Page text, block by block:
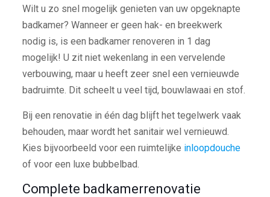
Wilt u zo snel mogelijk genieten van uw opgeknapte
badkamer? Wanneer er geen hak- en breekwerk
nodig is, is een badkamer renoveren in 1 dag
mogelijk! U zit niet wekenlang in een vervelende
verbouwing, maar u heeft zeer snel een vernieuwde
badruimte. Dit scheelt u veel tijd, bouwlawaai en stof.
Bij een renovatie in één dag blijft het tegelwerk vaak
behouden, maar wordt het sanitair wel vernieuwd.
Kies bijvoorbeeld voor een ruimtelijke inloopdouche
of voor een luxe bubbelbad.
Complete badkamerrenovatie